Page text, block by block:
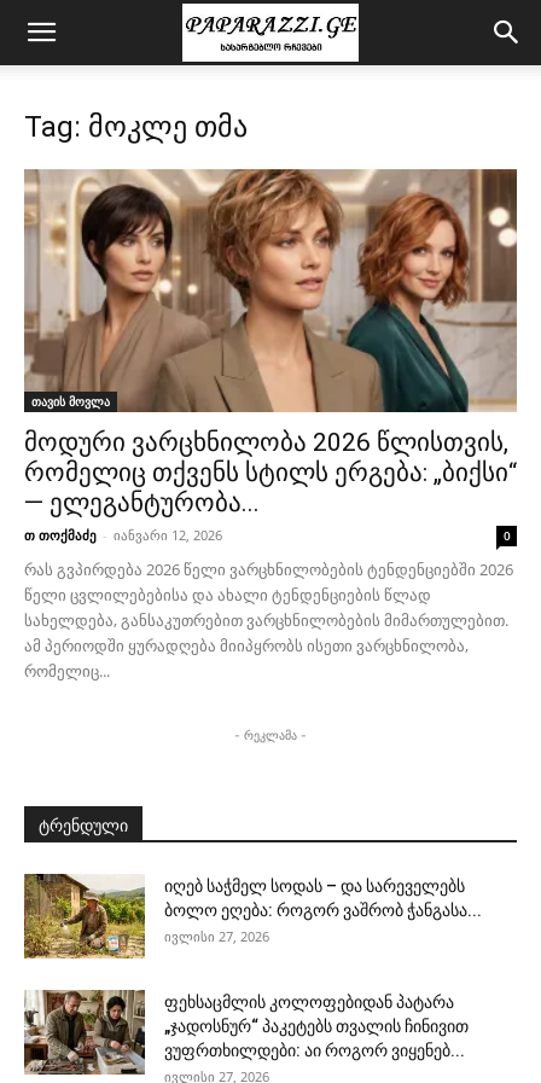
Tag: მოკლე თმა
თავის მოვლა
მოდური ვარცხნილობა 2026 წლისთვის,
რომელიც თქვენს სტილს ერგება: „ბიქსი“
— ელეგანტურობა...
თ თოქმაძე - იანვარი 12, 2026 0
რას გვპირდება 2026 წელი ვარცხნილობების ტენდენციებში 2026
წელი ცვლილებებისა და ახალი ტენდენციების წლად
სახელდება, განსაკუთრებით ვარცხნილობების მიმართულებით.
ამ პერიოდში ყურადღება მიიპყრობს ისეთი ვარცხნილობა,
რომელიც...
- რეკლამა -
ტრენდული
იღებ საჭმელ სოდას – და სარეველებს
ბოლო ეღება: როგორ ვაშრობ ჭანგასა...
ივლისი 27, 2026
ფეხსაცმლის კოლოფებიდან პატარა
„ჯადოსნურ“ პაკეტებს თვალის ჩინივით
ვუფრთხილდები: აი როგორ ვიყენებ...
ივლისი 27, 2026